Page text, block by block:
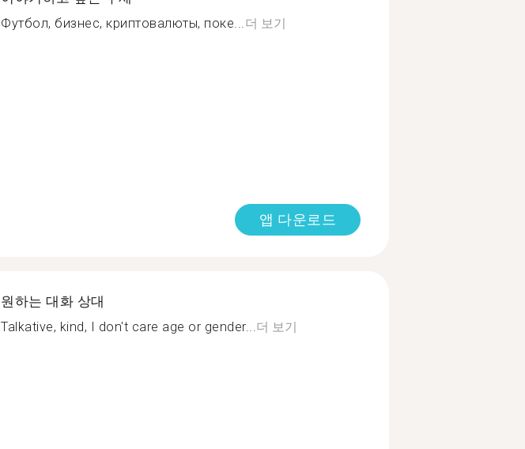
Футбол, бизнес, криптовалюты, поке...더 보기
앱 다운로드
원하는 대화 상대
Talkative, kind, I don't care age or gender...더 보기